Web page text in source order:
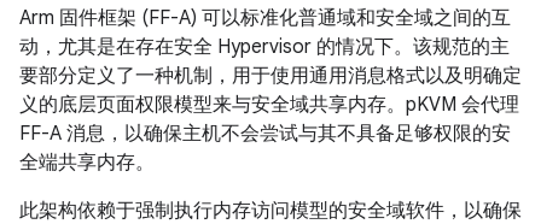
Arm 固件框架 (FF-A) 可以标准化普通域和安全域之间的互
动，尤其是在存在安全 Hypervisor 的情况下。该规范的主
要部分定义了一种机制，用于使用通用消息格式以及明确定
义的底层页面权限模型来与安全域共享内存。pKVM 会代理
FF-A 消息，以确保主机不会尝试与其不具备足够权限的安
全端共享内存。
此架构依赖于强制执行内存访问模型的安全域软件，以确保